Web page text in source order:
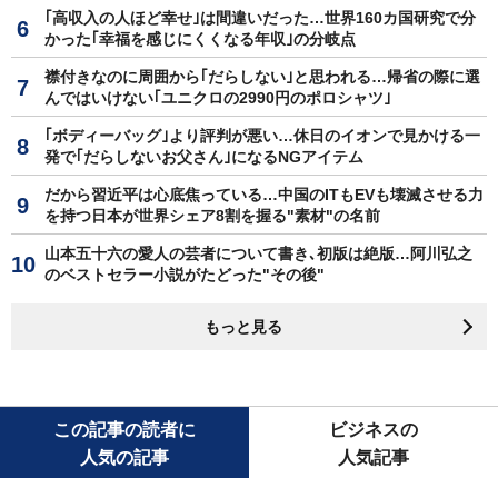
｢高収入の人ほど幸せ｣は間違いだった…世界160カ国研究で分
かった｢幸福を感じにくくなる年収｣の分岐点
襟付きなのに周囲から｢だらしない｣と思われる…帰省の際に選
んではいけない｢ユニクロの2990円のポロシャツ｣
｢ボディーバッグ｣より評判が悪い…休日のイオンで見かける一
発で｢だらしないお父さん｣になるNGアイテム
だから習近平は心底焦っている…中国のITもEVも壊滅させる力
を持つ日本が世界シェア8割を握る"素材"の名前
山本五十六の愛人の芸者について書き､初版は絶版…阿川弘之
のベストセラー小説がたどった"その後"
もっと見る
この記事の読者に
人気の記事
ビジネスの
人気記事